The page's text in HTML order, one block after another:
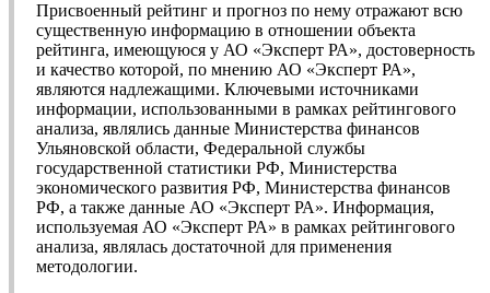
Присвоенный рейтинг и прогноз по нему отражают всю
существенную информацию в отношении объекта
рейтинга, имеющуюся у АО «Эксперт РА», достоверность
и качество которой, по мнению АО «Эксперт РА»,
являются надлежащими. Ключевыми источниками
информации, использованными в рамках рейтингового
анализа, являлись данные Министерства финансов
Ульяновской области, Федеральной службы
государственной статистики РФ, Министерства
экономического развития РФ, Министерства финансов
РФ, а также данные АО «Эксперт РА». Информация,
используемая АО «Эксперт РА» в рамках рейтингового
анализа, являлась достаточной для применения
методологии.